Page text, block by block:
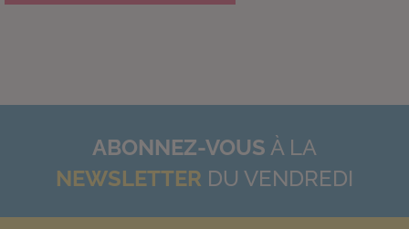
ABONNEZ-VOUS À LA
NEWSLETTER DU VENDREDI